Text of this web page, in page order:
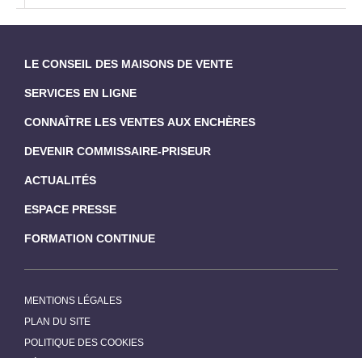
LE CONSEIL DES MAISONS DE VENTE
SERVICES EN LIGNE
CONNAÎTRE LES VENTES AUX ENCHÈRES
DEVENIR COMMISSAIRE-PRISEUR
ACTUALITÉS
ESPACE PRESSE
FORMATION CONTINUE
MENTIONS LÉGALES
PLAN DU SITE
POLITIQUE DES COOKIES